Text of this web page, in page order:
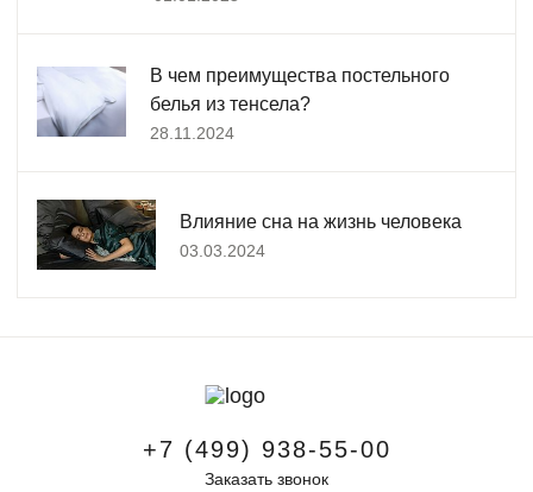
В чем преимущества постельного
белья из тенсела?
28.11.2024
Влияние сна на жизнь человека
03.03.2024
+7 (499) 938-55-00
Заказать звонок